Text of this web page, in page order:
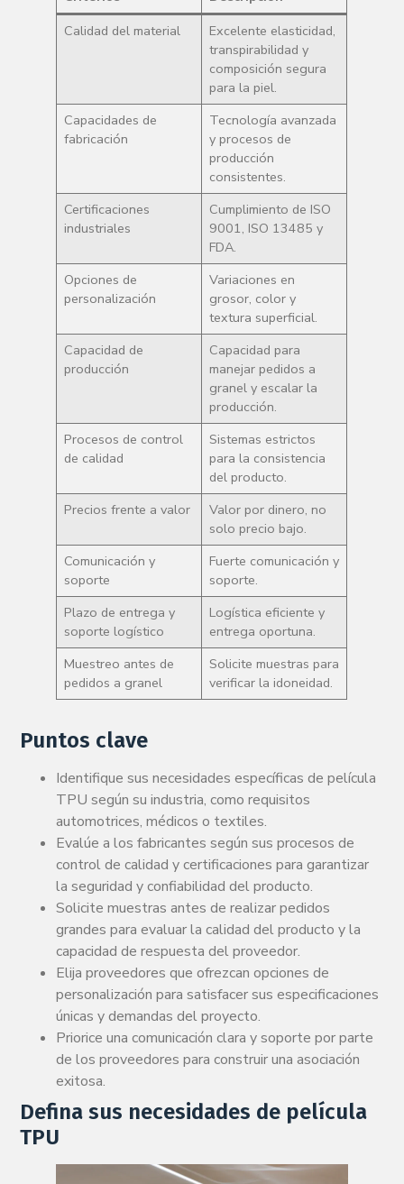
Calidad del material
Excelente elasticidad,
transpirabilidad y
composición segura
para la piel.
Capacidades de
fabricación
Tecnología avanzada
y procesos de
producción
consistentes.
Certificaciones
industriales
Cumplimiento de ISO
9001, ISO 13485 y
FDA.
Opciones de
personalización
Variaciones en
grosor, color y
textura superficial.
Capacidad de
producción
Capacidad para
manejar pedidos a
granel y escalar la
producción.
Procesos de control
de calidad
Sistemas estrictos
para la consistencia
del producto.
Precios frente a valor
Valor por dinero, no
solo precio bajo.
Comunicación y
soporte
Fuerte comunicación y
soporte.
Plazo de entrega y
soporte logístico
Logística eficiente y
entrega oportuna.
Muestreo antes de
pedidos a granel
Solicite muestras para
verificar la idoneidad.
Puntos clave
Identifique sus necesidades específicas de película
TPU según su industria, como requisitos
automotrices, médicos o textiles.
Evalúe a los fabricantes según sus procesos de
control de calidad y certificaciones para garantizar
la seguridad y confiabilidad del producto.
Solicite muestras antes de realizar pedidos
grandes para evaluar la calidad del producto y la
capacidad de respuesta del proveedor.
Elija proveedores que ofrezcan opciones de
personalización para satisfacer sus especificaciones
únicas y demandas del proyecto.
Priorice una comunicación clara y soporte por parte
de los proveedores para construir una asociación
exitosa.
Defina sus necesidades de película
TPU